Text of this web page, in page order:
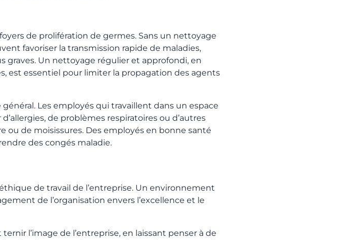
de prolifération de germes. Sans un nettoyage
favoriser la transmission rapide de maladies,
graves. Un nettoyage régulier et approfondi, en
est essentiel pour limiter la propagation des agents
Les employés qui travaillent dans un espace
de problèmes respiratoires ou d’autres
ou de moisissures. Des employés en bonne santé
des congés maladie.
de travail de l’entreprise. Un environnement
de l’organisation envers l’excellence et le
l’image de l’entreprise, en laissant penser à de